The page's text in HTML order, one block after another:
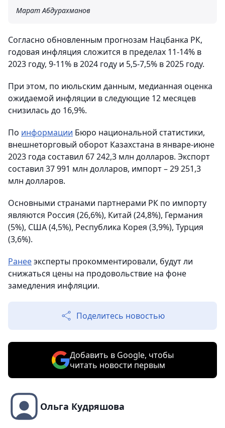
Марат Абдурахманов
Согласно обновленным прогнозам Нацбанка РК,
годовая инфляция сложится в пределах 11-14% в
2023 году, 9-11% в 2024 году и 5,5-7,5% в 2025 году.
При этом, по июльским данным, медианная оценка
ожидаемой инфляции в следующие 12 месяцев
снизилась до 16,9%.
По информации Бюро национальной статистики,
внешнеторговый оборот Казахстана в январе-июне
2023 года составил 67 242,3 млн долларов. Экспорт
составил 37 991 млн долларов, импорт – 29 251,3
млн долларов.
Основными странами партнерами РК по импорту
являются Россия (26,6%), Китай (24,8%), Германия
(5%), США (4,5%), Республика Корея (3,9%), Турция
(3,6%).
Ранееэксперты прокомментировали, будут ли
снижаться цены на продовольствие на фоне
замедления инфляции.
Поделитесь новостью
Добавить в Google, чтобы
читать новости первым
Ольга Кудряшова